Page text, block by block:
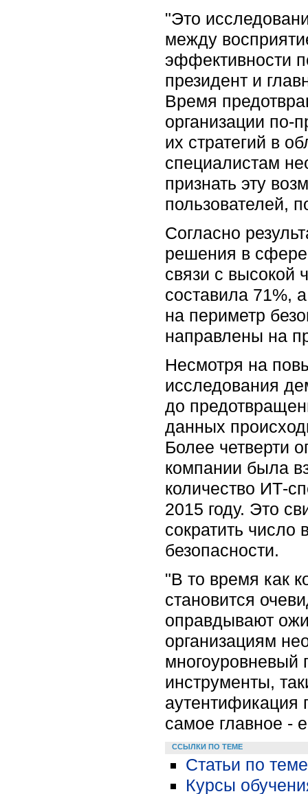
"Это
между
эффективности
президент и
Время
организации по-
их стратегий в
специалистам
признать эту
пользователей,
Согласно
решения в сфере
связи с высокой
составила 71%,
на периметр
направлены на
Несмотря на
исследования
до
данных
Более четверти
компании была
количество ИТ-
2015 году. Это
сократить число
безопасности.
"В то время как
становится
оправдывают
организациям
многоуровневый
инструменты,
аутентификация
самое главное -
ССЫЛКИ ПО ТЕМЕ
Статьи по теме
Курсы